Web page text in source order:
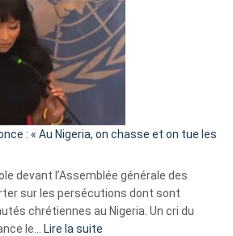
exulte
« Zemmour
a
tout
parle
ses
tripes »
: « Au Nigeria, on chasse et on tue les
devant l’Assemblée générale des
sur les persécutions dont sont
chrétiennes au Nigeria. Un cri du
le…
Lire la suite